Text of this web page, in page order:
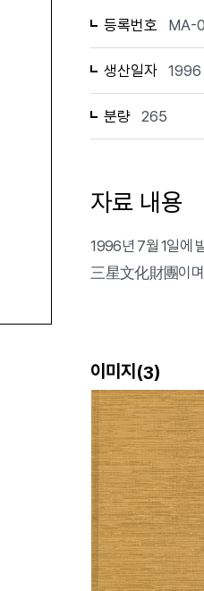
등록번호 MA-
생산일자 1996
분량 265
자료 내용
1996년 7월 1일에
三星文化財團이며
이미지(3)